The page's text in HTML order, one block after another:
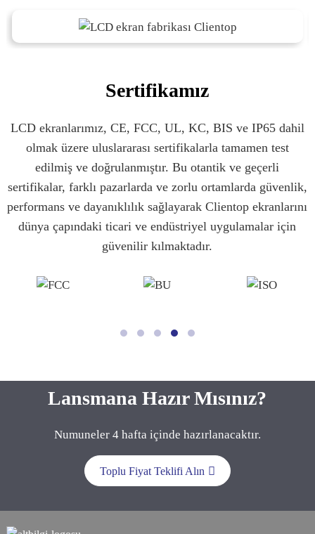
Sertifikamız
LCD ekranlarımız, CE, FCC, UL, KC, BIS ve IP65 dahil
olmak üzere uluslararası sertifikalarla tamamen test
edilmiş ve doğrulanmıştır. Bu otantik ve geçerli
sertifikalar, farklı pazarlarda ve zorlu ortamlarda güvenlik,
performans ve dayanıklılık sağlayarak Clientop ekranlarını
dünya çapındaki ticari ve endüstriyel uygulamalar için
güvenilir kılmaktadır.
Lansmana Hazır Mısınız?
Numuneler 4 hafta içinde hazırlanacaktır.
Toplu Fiyat Teklifi Alın